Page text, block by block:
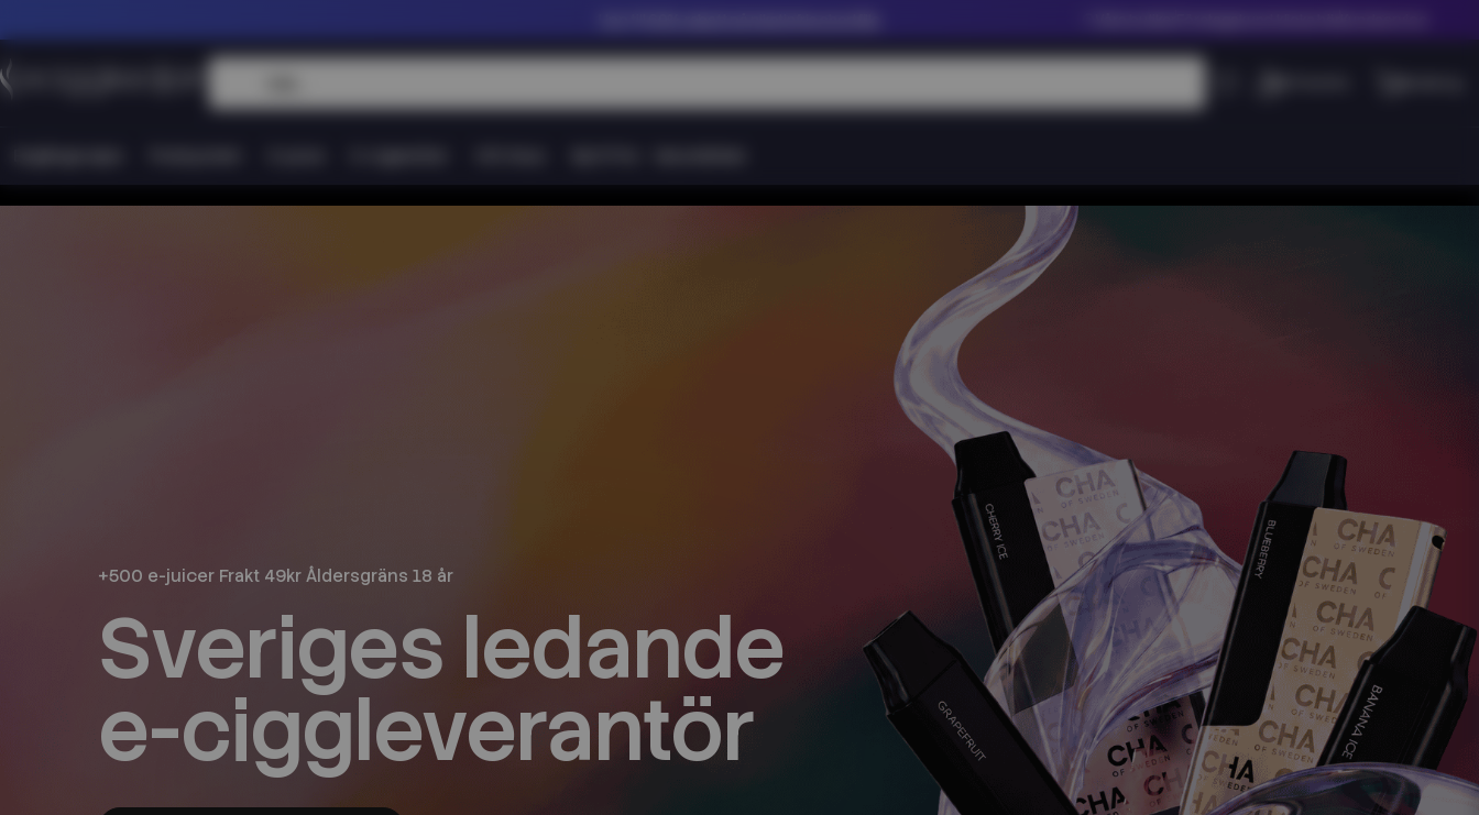
Sveriges ledande
e-ciggleverantör
+500 e-juicer Frakt 49kr Åldersgräns 18 år